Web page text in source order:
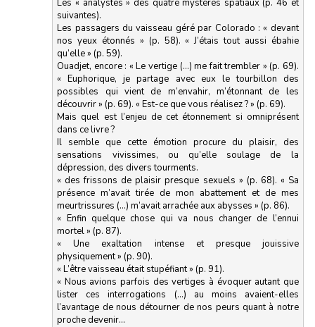
Les « analystes » des quatre mystères spatiaux (p. 46 et
suivantes).
Les passagers du vaisseau géré par Colorado : « devant
nos yeux étonnés » (p. 58). « J’étais tout aussi ébahie
qu’elle » (p. 59).
Ouadjet, encore : « Le vertige (…) me fait trembler » (p. 69).
« Euphorique, je partage avec eux le tourbillon des
possibles qui vient de m’envahir, m’étonnant de les
découvrir » (p. 69). « Est-ce que vous réalisez ? » (p. 69).
Mais quel est l’enjeu de cet étonnement si omniprésent
dans ce livre ?
Il semble que cette émotion procure du plaisir, des
sensations vivissimes, ou qu’elle soulage de la
dépression, des divers tourments.
« des frissons de plaisir presque sexuels » (p. 68). « Sa
présence m’avait tirée de mon abattement et de mes
meurtrissures (…) m’avait arrachée aux abysses » (p. 86).
« Enfin quelque chose qui va nous changer de l’ennui
mortel » (p. 87).
« Une exaltation intense et presque jouissive
physiquement » (p. 90).
« L’être vaisseau était stupéfiant » (p. 91).
« Nous avions parfois des vertiges à évoquer autant que
lister ces interrogations (…) au moins avaient-elles
l’avantage de nous détourner de nos peurs quant à notre
proche devenir...